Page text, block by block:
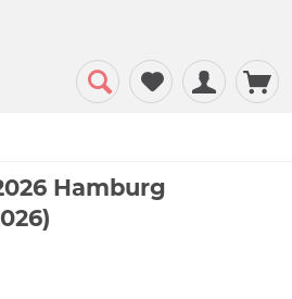
Hamburg